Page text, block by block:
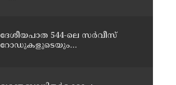
ദേശീയപാത 544-ലെ സർവീസ്
റോഡുകളുടെയും